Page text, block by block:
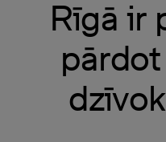
Rīgā ir